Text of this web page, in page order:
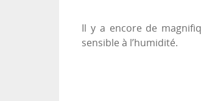
Il y a encore de
sensible à l’humidité.